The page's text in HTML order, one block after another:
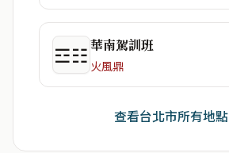
☲☷華南駕訓班
火風鼎
查看台北市所有地點